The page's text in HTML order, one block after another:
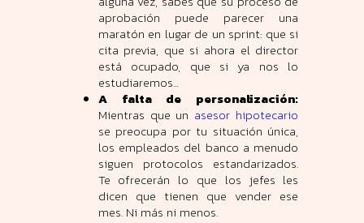
aprobación puede parecer una
maratón en lugar de un sprint: que si
cita previa, que si ahora el director
está ocupado, que si ya nos lo
estudiaremos...
A falta de personalización:
Mientras que un asesor hipotecario
se preocupa por tu situación única,
los empleados del banco a menudo
siguen protocolos estandarizados.
Te ofrecerán lo que los jefes les
dicen que tienen que vender ese
mes. Ni más ni menos.